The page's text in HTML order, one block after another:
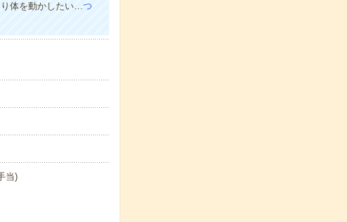
体を動かしたい…つ
当)